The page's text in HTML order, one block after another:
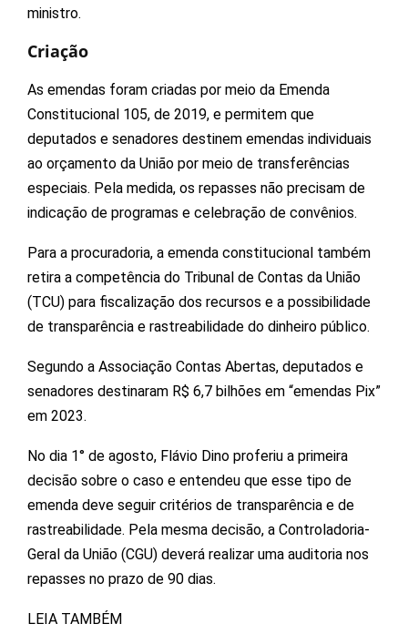
ministro.
Criação
As emendas foram criadas por meio da Emenda
Constitucional 105, de 2019, e permitem que
deputados e senadores destinem emendas individuais
ao orçamento da União por meio de transferências
especiais. Pela medida, os repasses não precisam de
indicação de programas e celebração de convênios.
Para a procuradoria, a emenda constitucional também
retira a competência do Tribunal de Contas da União
(TCU) para fiscalização dos recursos e a possibilidade
de transparência e rastreabilidade do dinheiro público.
Segundo a Associação Contas Abertas, deputados e
senadores destinaram R$ 6,7 bilhões em “emendas Pix”
em 2023.
No dia 1° de agosto, Flávio Dino proferiu a primeira
decisão sobre o caso e entendeu que esse tipo de
emenda deve seguir critérios de transparência e de
rastreabilidade. Pela mesma decisão, a Controladoria-
Geral da União (CGU) deverá realizar uma auditoria nos
repasses no prazo de 90 dias.
LEIA TAMBÉM